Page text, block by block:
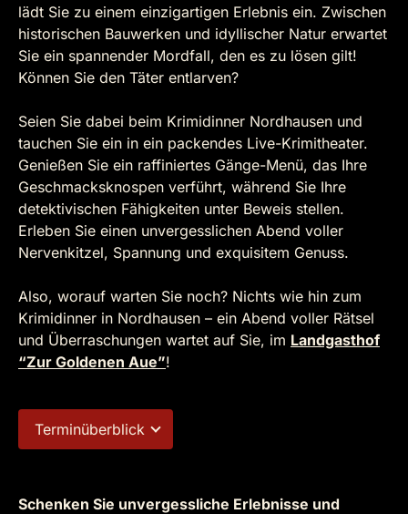
lädt Sie zu einem einzigartigen Erlebnis ein. Zwischen
historischen Bauwerken und idyllischer Natur erwartet
Sie ein spannender Mordfall, den es zu lösen gilt!
Können Sie den Täter entlarven?
Seien Sie dabei beim Krimidinner Nordhausen und
tauchen Sie ein in ein packendes Live-Krimitheater.
Genießen Sie ein raffiniertes Gänge-Menü, das Ihre
Geschmacksknospen verführt, während Sie Ihre
detektivischen Fähigkeiten unter Beweis stellen.
Erleben Sie einen unvergesslichen Abend voller
Nervenkitzel, Spannung und exquisitem Genuss.
Also, worauf warten Sie noch? Nichts wie hin zum
Krimidinner in Nordhausen – ein Abend voller Rätsel
und Überraschungen wartet auf Sie, im Landgasthof
“Zur Goldenen Aue”!
Terminüberblick
Schenken Sie unvergessliche Erlebnisse und